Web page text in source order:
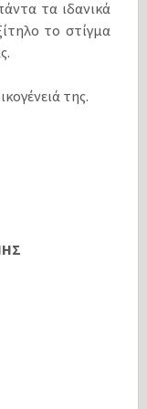
τα ιδανικά
το στίγμα
της.